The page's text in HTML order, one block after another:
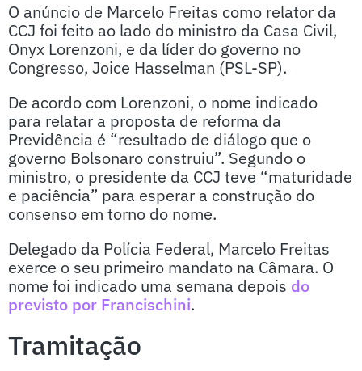
O anúncio de Marcelo Freitas como relator da
CCJ foi feito ao lado do ministro da Casa Civil,
Onyx Lorenzoni, e da líder do governo no
Congresso, Joice Hasselman (PSL-SP).
De acordo com Lorenzoni, o nome indicado
para relatar a proposta de reforma da
Previdência é “resultado de diálogo que o
governo Bolsonaro construiu”. Segundo o
ministro, o presidente da CCJ teve “maturidade
e paciência” para esperar a construção do
consenso em torno do nome.
Delegado da Polícia Federal, Marcelo Freitas
exerce o seu primeiro mandato na Câmara. O
nome foi indicado uma semana depois do
previsto por Francischini.
Tramitação